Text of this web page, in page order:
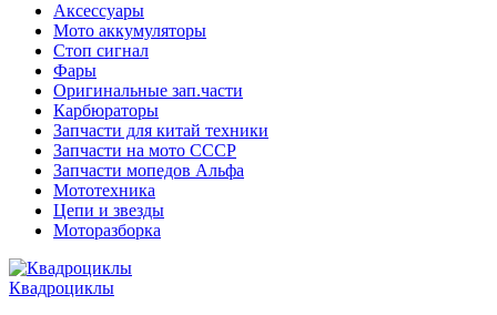
Аксессуары
Мото аккумуляторы
Стоп сигнал
Фары
Оригинальные зап.части
Карбюраторы
Запчасти для китай техники
Запчасти на мото СССР
Запчасти мопедов Альфа
Мототехника
Цепи и звезды
Моторазборка
Квадроциклы